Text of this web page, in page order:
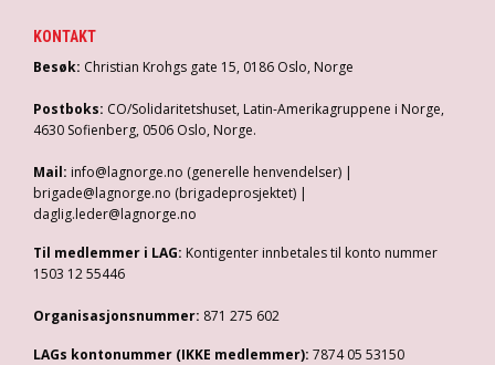
KONTAKT
Besøk: Christian Krohgs gate 15, 0186 Oslo, Norge
Postboks: CO/Solidaritetshuset, Latin-Amerikagruppene i Norge,
4630 Sofienberg, 0506 Oslo, Norge.
Mail: info@lagnorge.no (generelle henvendelser) |
brigade@lagnorge.no (brigadeprosjektet) |
daglig.leder@lagnorge.no
Til medlemmer i LAG: Kontigenter innbetales til konto nummer
1503 12 55446
Organisasjonsnummer: 871 275 602
LAGs kontonummer (IKKE medlemmer): 7874 05 53150